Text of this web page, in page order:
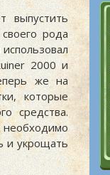
выпустить
рода
2000 и
же на
которые
средства.
и укрощать